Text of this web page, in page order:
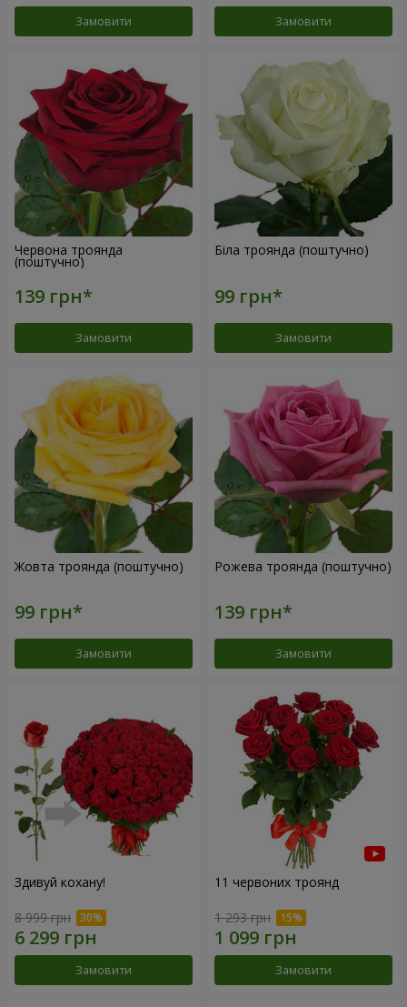
Замовити Замовити
Червона троянда
(поштучно)
Замовити
Біла троянда (поштучно)
Замовити
Жовта троянда (поштучно)
Замовити
Рожева троянда (поштучно)
Замовити
Здивуй кохану!
8 999 грн
Замовити
11 червоних троянд
1 293 грн
Замовити